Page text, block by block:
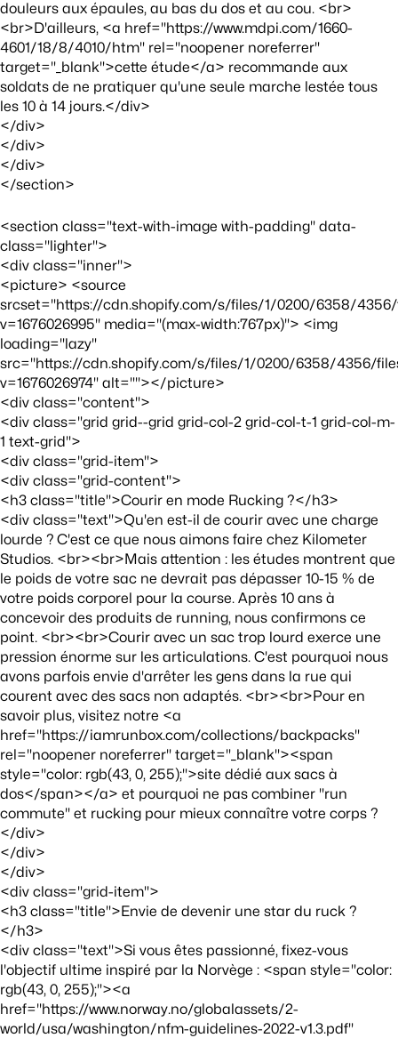
douleurs aux épaules, au bas du dos et au cou. <br>
<br>D'ailleurs, <a href="https://www.mdpi.com/1660-
4601/18/8/4010/htm" rel="noopener noreferrer"
target="_blank">cette étude</a> recommande aux
soldats de ne pratiquer qu'une seule marche lestée tous
les 10 à 14 jours.</div>
</div>
</div>
</div>
</section>
<section class="text-with-image with-padding" data-
class="lighter">
<div class="inner">
<picture> <source
srcset="https://cdn.shopify.com/s/files/1/0200/6358/4356/
v=1676026995" media="(max-width:767px)"> <img
loading="lazy"
src="https://cdn.shopify.com/s/files/1/0200/6358/4356/
v=1676026974" alt=""></picture>
<div class="content">
<div class="grid grid--grid grid-col-2 grid-col-t-1 grid-col-m-
1 text-grid">
<div class="grid-item">
<div class="grid-content">
<h3 class="title">Courir en mode Rucking ?</h3>
<div class="text">Qu'en est-il de courir avec une charge
lourde ? C'est ce que nous aimons faire chez Kilometer
Studios. <br><br>Mais attention : les études montrent que
le poids de votre sac ne devrait pas dépasser 10-15 % de
votre poids corporel pour la course. Après 10 ans à
concevoir des produits de running, nous confirmons ce
point. <br><br>Courir avec un sac trop lourd exerce une
pression énorme sur les articulations. C'est pourquoi nous
avons parfois envie d'arrêter les gens dans la rue qui
courent avec des sacs non adaptés. <br><br>Pour en
savoir plus, visitez notre <a
href="https://iamrunbox.com/collections/backpacks"
rel="noopener noreferrer" target="_blank"><span
style="color: rgb(43, 0, 255);">site dédié aux sacs à
dos</span></a> et pourquoi ne pas combiner "run
commute" et rucking pour mieux connaître votre corps ?
</div>
</div>
</div>
<div class="grid-item">
<h3 class="title">Envie de devenir une star du ruck ?
</h3>
<div class="text">Si vous êtes passionné, fixez-vous
l'objectif ultime inspiré par la Norvège : <span style="color:
rgb(43, 0, 255);"><a
href="https://www.norway.no/globalassets/2-
world/usa/washington/nfm-guidelines-2022-v1.3.pdf"